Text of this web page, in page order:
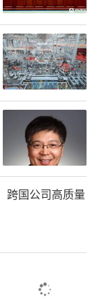
有限公司持
年发布的信
是集研发、
企业，公司
市场占有率
，公司实现
亿元，位居
起反垄断案
公告，禁止
跨国公司高质量